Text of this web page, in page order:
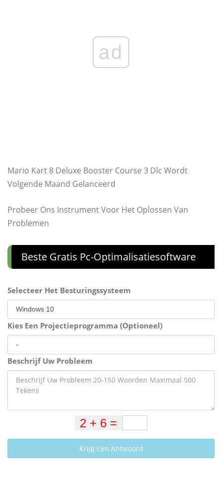
ad
Mario Kart 8 Deluxe Booster Course 3 Dlc Wordt
Volgende Maand Gelanceerd
Probeer Ons Instrument Voor Het Oplossen Van
Problemen
Beste Gratis Pc-Optimalisatiesoftware
Selecteer Het Besturingssysteem
Kies Een Projectieprogramma (Optioneel)
Beschrijf Uw Probleem
Krijg Een Antwoord